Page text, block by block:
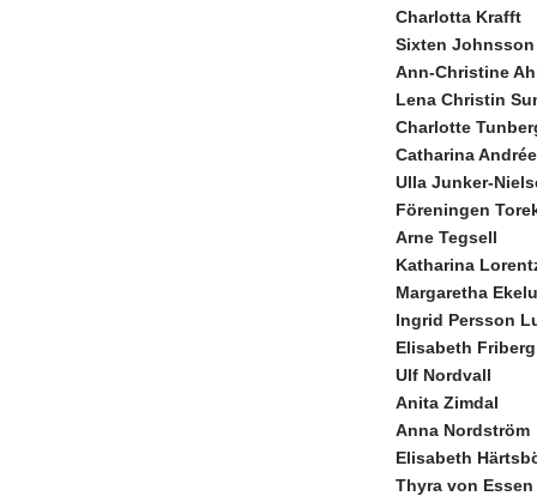
Charlotta Krafft
Sixten
Ann-Christine
Lena Christin
Charlotte
Catharina
Ulla Junker-
Föreningen
Arne Tegsell
Katharina
Margaretha
Ingrid Persson
Elisabeth Friberg
Ulf Nordvall
Anita Zimdal
Anna Nordström
Elisabeth
Thyra von